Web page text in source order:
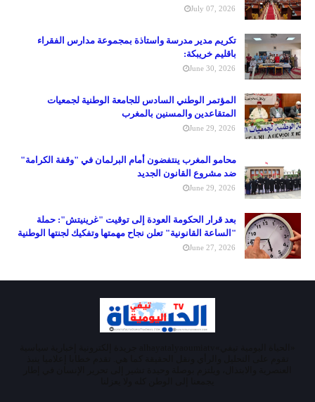
July 07, 2026
تكريم مدير مدرسة واستاذة بمجموعة مدارس الفقراء
باقليم خريبكة:
June 30, 2026
المؤتمر الوطني السادس للجامعة الوطنية لجمعيات
المتقاعدين والمسنين بالمغرب
June 29, 2026
محامو المغرب ينتفضون أمام البرلمان في "وقفة الكرامة"
ضد مشروع القانون الجديد
June 29, 2026
بعد قرار الحكومة العودة إلى توقيت "غرينيتش": حملة
"الساعة القانونية" تعلن نجاح مهمتها وتفكيك لجنتها الوطنية
June 27, 2026